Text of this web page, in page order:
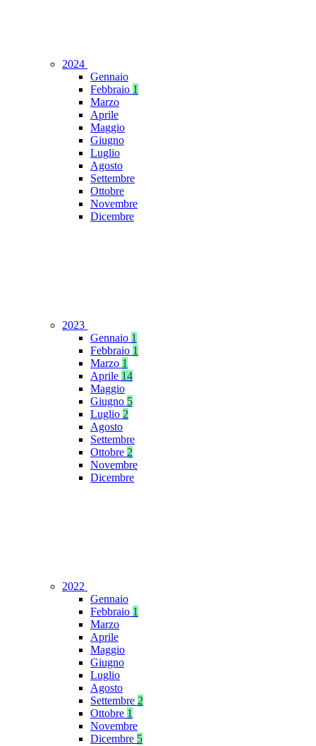
2024
Gennaio
Febbraio 1
Marzo
Aprile
Maggio
Giugno
Luglio
Agosto
Settembre
Ottobre
Novembre
Dicembre
2023
Gennaio 1
Febbraio 1
Marzo 1
Aprile 14
Maggio
Giugno 5
Luglio 2
Agosto
Settembre
Ottobre 2
Novembre
Dicembre
2022
Gennaio
Febbraio 1
Marzo
Aprile
Maggio
Giugno
Luglio
Agosto
Settembre 2
Ottobre 1
Novembre
Dicembre 5